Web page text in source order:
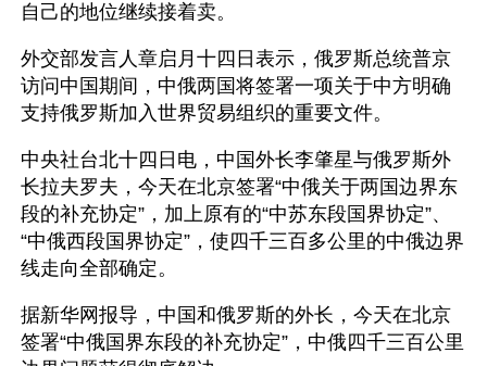
自己的地位继续接着卖。
外交部发言人章启月十四日表示，俄罗斯总统普京
访问中国期间，中俄两国将签署一项关于中方明确
支持俄罗斯加入世界贸易组织的重要文件。
中央社台北十四日电，中国外长李肇星与俄罗斯外
长拉夫罗夫，今天在北京签署“中俄关于两国边界东
段的补充协定”，加上原有的“中苏东段国界协定”、
“中俄西段国界协定”，使四千三百多公里的中俄边界
线走向全部确定。
据新华网报导，中国和俄罗斯的外长，今天在北京
签署“中俄国界东段的补充协定”，中俄四千三百公里